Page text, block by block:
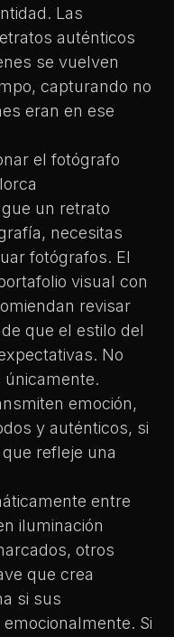
Las
auténticos
se vuelven
capturando no
eran en ese
el fotógrafo
un retrato
necesitas
fotógrafos. El
visual con
revisar
que el estilo del
No
emoción,
y auténticos, si
refleje una
entre
iluminación
otros
que crea
si sus
Si